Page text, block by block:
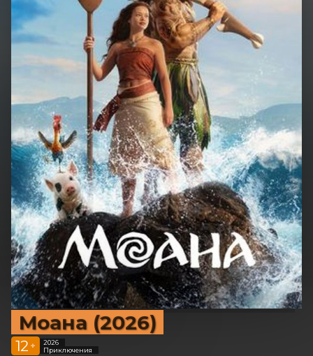
Моана (2026)
12 +
2026
Приключения